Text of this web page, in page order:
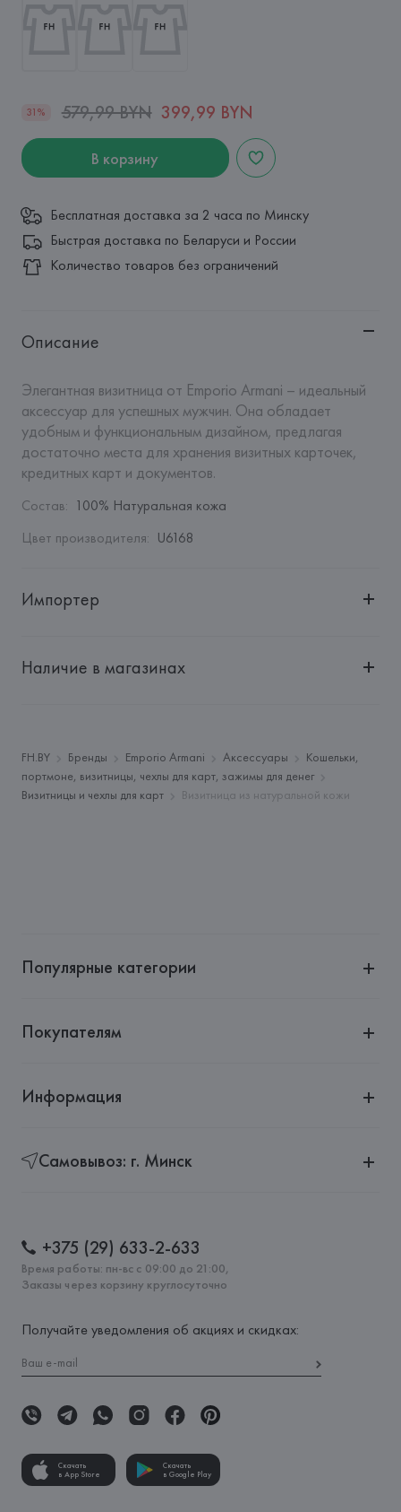
31% 579,99 BYN 399,99 BYN
В корзину
Бесплатная доставка за 2 часа по Минску
Быстрая доставка по Беларуси и России
Количество товаров без ограничений
Описание
Элегантная визитница от Emporio Armani – идеальный
аксессуар для успешных мужчин. Она обладает
удобным и функциональным дизайном, предлагая
достаточно места для хранения визитных карточек,
кредитных карт и документов.
Состав: 100% Натуральная кожа
Цвет производителя: U6168
Импортер
"Авикойл Интернешнл"
Адрес:
ИТАЛИЯ,
Giorgio Armani S.p.A - Via Borgonuovo 11,
20121 Milano,
Страна происхождения товара: КИТАЙ
Наличие в магазинах
FH.BY Бренды Emporio Armani Аксессуары
Кошельки,
портмоне, визитницы, чехлы для карт, зажимы для денег
Визитницы и чехлы для карт
Визитница из натуральной кожи
Популярные категории
Покупателям
Информация
Самовывоз: г. Минск
+375 (29) 633-2-633
Время работы: пн-вс с 09:00 до 21:00,
Заказы через корзину круглосуточно
Получайте уведомления об акциях и скидках:
Скачать
в App Store
Скачать
в Google Play